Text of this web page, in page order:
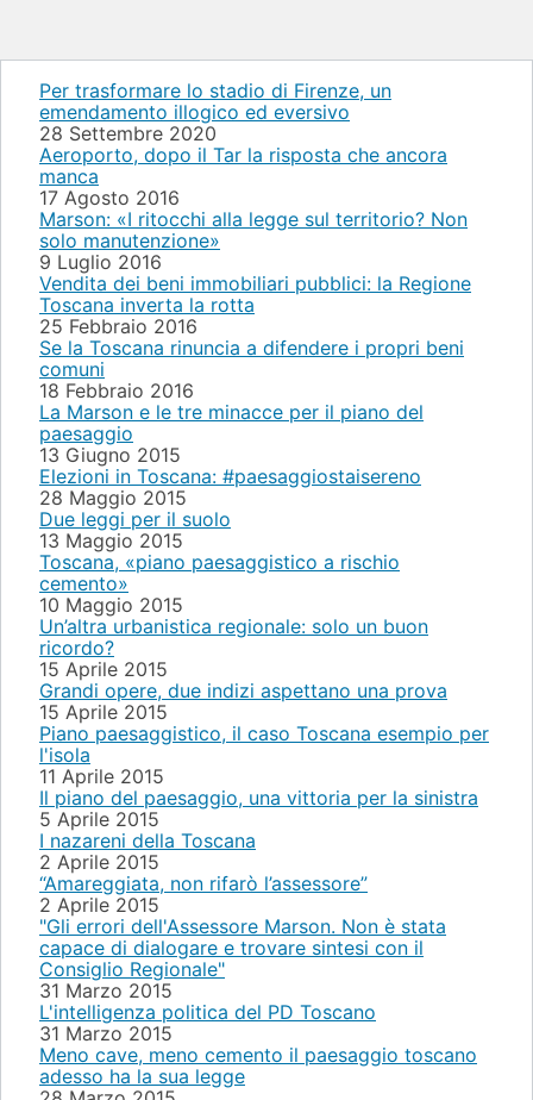
Per trasformare lo stadio di Firenze, un
emendamento illogico ed eversivo
28 Settembre 2020
Aeroporto, dopo il Tar la risposta che ancora
manca
17 Agosto 2016
Marson: «I ritocchi alla legge sul territorio? Non
solo manutenzione»
9 Luglio 2016
Vendita dei beni immobiliari pubblici: la Regione
Toscana inverta la rotta
25 Febbraio 2016
Se la Toscana rinuncia a difendere i propri beni
comuni
18 Febbraio 2016
La Marson e le tre minacce per il piano del
paesaggio
13 Giugno 2015
Elezioni in Toscana: #paesaggiostaisereno
28 Maggio 2015
Due leggi per il suolo
13 Maggio 2015
Toscana, «piano paesaggistico a rischio
cemento»
10 Maggio 2015
Un’altra urbanistica regionale: solo un buon
ricordo?
15 Aprile 2015
Grandi opere, due indizi aspettano una prova
15 Aprile 2015
Piano paesaggistico, il caso Toscana esempio per
l'isola
11 Aprile 2015
Il piano del paesaggio, una vittoria per la sinistra
5 Aprile 2015
I nazareni della Toscana
2 Aprile 2015
“Amareggiata, non rifarò l’assessore”
2 Aprile 2015
"Gli errori dell'Assessore Marson. Non è stata
capace di dialogare e trovare sintesi con il
Consiglio Regionale"
31 Marzo 2015
L'intelligenza politica del PD Toscano
31 Marzo 2015
Meno cave, meno cemento il paesaggio toscano
adesso ha la sua legge